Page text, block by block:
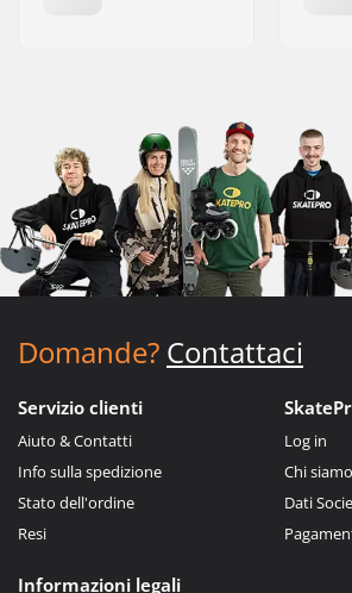
Domande? Contattaci
Servizio clienti
Aiuto & Contatti
Info sulla spedizione
Stato dell'ordine
Resi
Log in
Chi siamo
Dati
Informazioni legali